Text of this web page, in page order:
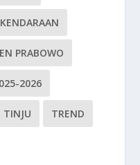
PRABOWO
2026
TINJU TREND